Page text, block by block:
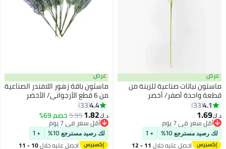
عرض
ماستون نباتات صناعية للزينة من
قطعة واحدة أصفر/ أخضر
4.1
33
د.ك‏1.69
أقل سعر في 7 يوم
أقل سعر في 7 يوم
لك رصيد مسترجع 10% + 1
احصل عليه خلال 11 - 12
عرض
ماستون باقة زهور اللافندر الصناعية
من 6 قطع الأرجواني/ الأخضر
4.4
33
د.ك‏1.82
5.95خصم 69%
أقل سعر في 7 يوم
أقل سعر في 7 يوم
لك رصيد مسترجع 10% + 1
احصل عليه خلال 10 - 11